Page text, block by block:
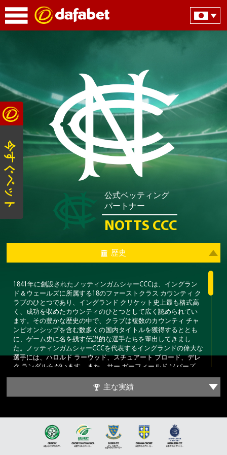
公式ベッティング
パートナー
NOTTS CCC
歴史
1841年に創設されたノッティンガムシャーCCCは、イングラン
ド＆ウェールズに所属する18のファーストクラス カウンティ ク
ラブのひとつであり、イングランド クリケット史上最も格式高
く、成功を収めたカウンティのひとつとして広く認められてい
ます。その豊かな歴史の中で、クラブは複数のカウンティ チャ
ンピオンシップを含む数多くの国内タイトルを獲得するととも
に、ゲーム史に名を残す伝説的な選手たちを輩出してきまし
た。ノッティンガムシャーCCCを代表するイングランドの偉大な
選手には、ハロルド ラーウッド、スチュアート ブロード、デレ
ク ランダルらがいます。また、サー ガーフィールド ソバーズ、
サー リチャード ハドリー、故クライブ ライスといった世界的な
オールラウンダーも在籍し、1980年代後半にクラブをダブルタ
リケット競技場として広く知られるトレント ブリッジです。
年に設立されたトレント
ブリッジは、テストマッチ、ワン
インターナショナル、
大会の試合を定期的に開催する国
際クリケットの舞台として名をはせています。象徴的なパビリ
主な実績
今すぐベット